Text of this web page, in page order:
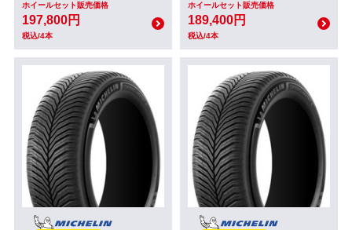
ホイールセット販売価格
197,800円
税込/4本
ホイールセット販売価格
189,400円
税込/4本